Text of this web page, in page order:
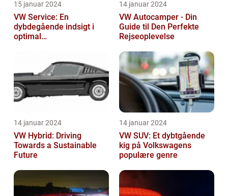
15 januar 2024
VW Service: En
dybdegående indsigt i
optimal
14 januar 2024
VW Autocamper - Din
Guide til Den Perfekte
Rejseoplevelse
14 januar 2024
VW Hybrid: Driving
Towards a Sustainable
Future
14 januar 2024
VW SUV: Et dybtgående
kig på Volkswagens
populære genre